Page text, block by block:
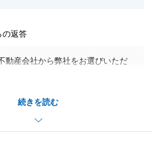
続きを読む
の返答
動産会社から弊社をお選びいただ
でお困り事がございましたらお気軽
さい。